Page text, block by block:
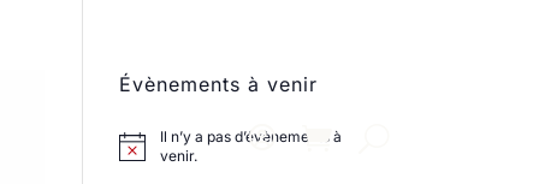
Évènements à venir
Il n’y a pas d’évènements à
venir.